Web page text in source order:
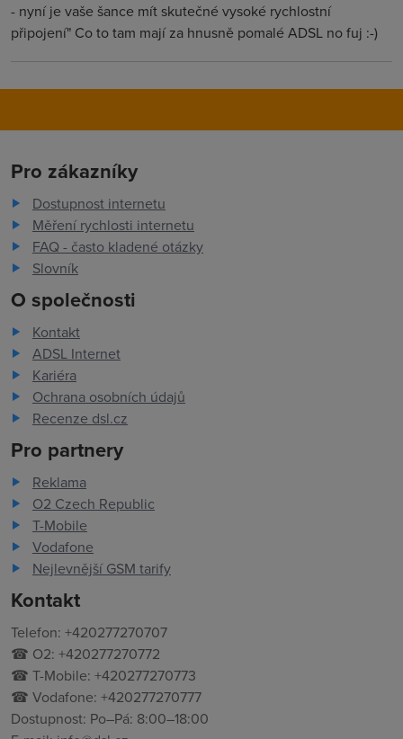
- nyní je vaše šance mít skutečné vysoké rychlostní
připojení" Co to tam mají za hnusně pomalé ADSL no fuj :-)
Pro zákazníky
Dostupnost internetu
Měření rychlosti internetu
FAQ - často kladené otázky
Slovník
O společnosti
Kontakt
ADSL Internet
Kariéra
Ochrana osobních údajů
Recenze dsl.cz
Pro partnery
Reklama
O2 Czech Republic
T-Mobile
Vodafone
Nejlevnější GSM tarify
Kontakt
Telefon: +420277270707
☎ O2: +420277270772
☎ T-Mobile: +420277270773
☎ Vodafone: +420277270777
Dostupnost: Po–Pá: 8:00–18:00